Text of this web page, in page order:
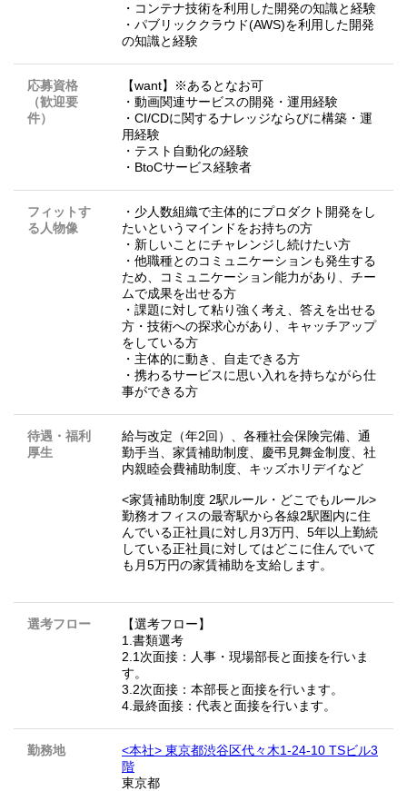
・コンテナ技術を利用した開発の知識と経験
・パブリッククラウド(AWS)を利用した開発
の知識と経験
応募資格
（歓迎要
件）
【want】※あるとなお可
・動画関連サービスの開発・運用経験
・CI/CDに関するナレッジならびに構築・運
用経験
・テスト自動化の経験
・BtoCサービス経験者
フィットす
る人物像
・少人数組織で主体的にプロダクト開発をし
たいというマインドをお持ちの方
・新しいことにチャレンジし続けたい方
・他職種とのコミュニケーションも発生する
ため、コミュニケーション能力があり、チー
ムで成果を出せる方
・課題に対して粘り強く考え、答えを出せる
方・技術への探求心があり、キャッチアップ
をしている方
・主体的に動き、自走できる方
・携わるサービスに思い入れを持ちながら仕
事ができる方
待遇・福利
厚生
給与改定（年2回）、各種社会保険完備、通
勤手当、家賃補助制度、慶弔見舞金制度、社
内親睦会費補助制度、キッズホリデイなど
<家賃補助制度 2駅ルール・どこでもルール>
勤務オフィスの最寄駅から各線2駅圏内に住
んでいる正社員に対し月3万円、5年以上勤続
している正社員に対してはどこに住んでいて
も月5万円の家賃補助を支給します。
選考フロー
【選考フロー】
1.書類選考
2.1次面接：人事・現場部長と面接を行いま
す。
3.2次面接：本部長と面接を行います。
4.最終面接：代表と面接を行います。
勤務地
<本社> 東京都渋谷区代々木1-24-10 TSビル3
階
東京都